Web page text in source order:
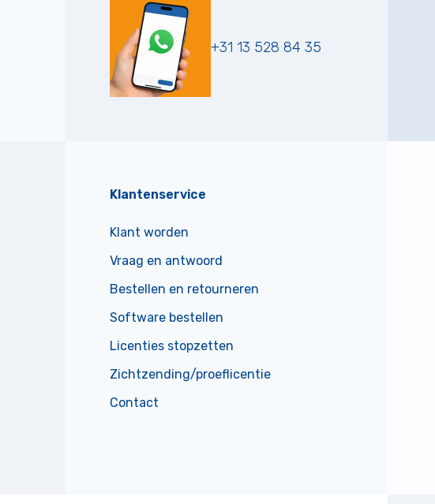
+31 13 528 84 35
Klantenservice
Klant worden
Vraag en antwoord
Bestellen en retourneren
Software bestellen
Licenties stopzetten
Zichtzending/proeflicentie
Contact